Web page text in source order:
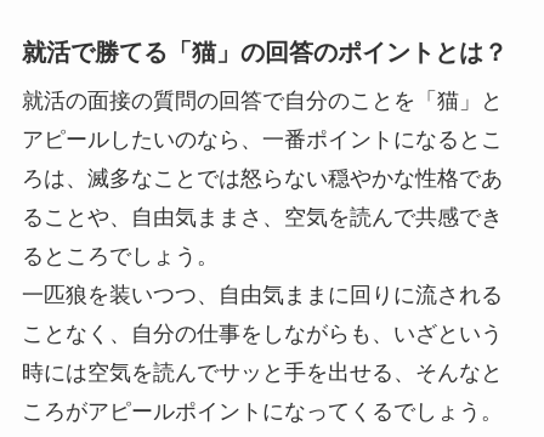
就活で勝てる「猫」の回答のポイントとは？
就活の面接の質問の回答で自分のことを「猫」と
アピールしたいのなら、一番ポイントになるとこ
ろは、滅多なことでは怒らない穏やかな性格であ
ることや、自由気ままさ、空気を読んで共感でき
るところでしょう。
一匹狼を装いつつ、自由気ままに回りに流される
ことなく、自分の仕事をしながらも、いざという
時には空気を読んでサッと手を出せる、そんなと
ころがアピールポイントになってくるでしょう。